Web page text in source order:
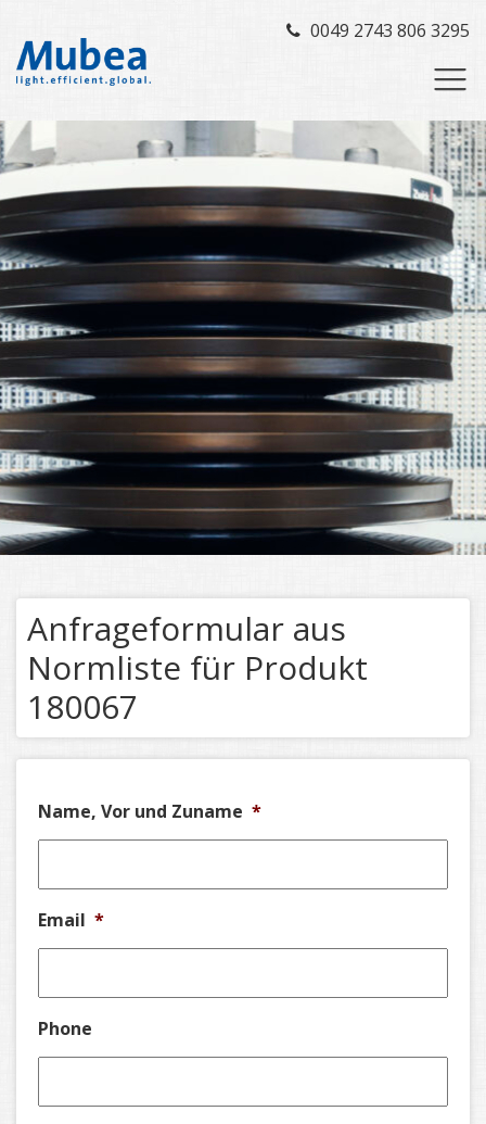
0049 2743 806 3295
Anfrageformular aus
Normliste für Produkt
180067
Name, Vor und Zuname *
Email *
Phone